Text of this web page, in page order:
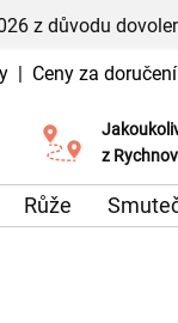
z důvodu
| Ceny za doručení
z
Možnost
Růže